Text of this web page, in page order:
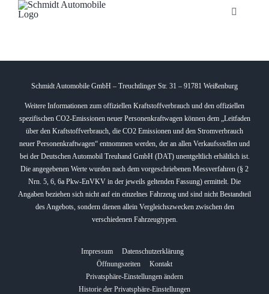
Toggle
Unternehmen
Fahrzeuge
Neuheiten
Service
Schmidt Automobile GmbH – Treuchtlinger Str. 31 – 91781 Weißenburg
Weitere Informationen zum offiziellen Kraftstoffverbrauch und den offiziellen
spezifischen CO2-Emissionen neuer Personenkraftwagen können dem „Leitfaden
über den Kraftstoffverbrauch, die CO2 Emissionen und den Stromverbrauch
neuer Personenkraftwagen“ entnommen werden, der an allen Verkaufsstellen und
bei der Deutschen Automobil Treuhand GmbH (DAT) unentgeltlich erhältlich ist.
Die angegebenen Werte wurden nach dem vorgeschriebenen Messverfahren (§ 2
Nrn. 5, 6, 6a Pkw-EnVKV in der jeweils geltenden Fassung) ermittelt. Die
Angaben beziehen sich nicht auf ein einzelnes Fahrzeug und sind nicht Bestandteil
des Angebots, sondern dienen allein Vergleichszwecken zwischen den
verschiedenen Fahrzeugtypen.
Impressum
Datenschutzerklärung
Öffnungszeiten
Kontakt
Privatsphäre-Einstellungen ändern
Historie der Privatsphäre-Einstellungen